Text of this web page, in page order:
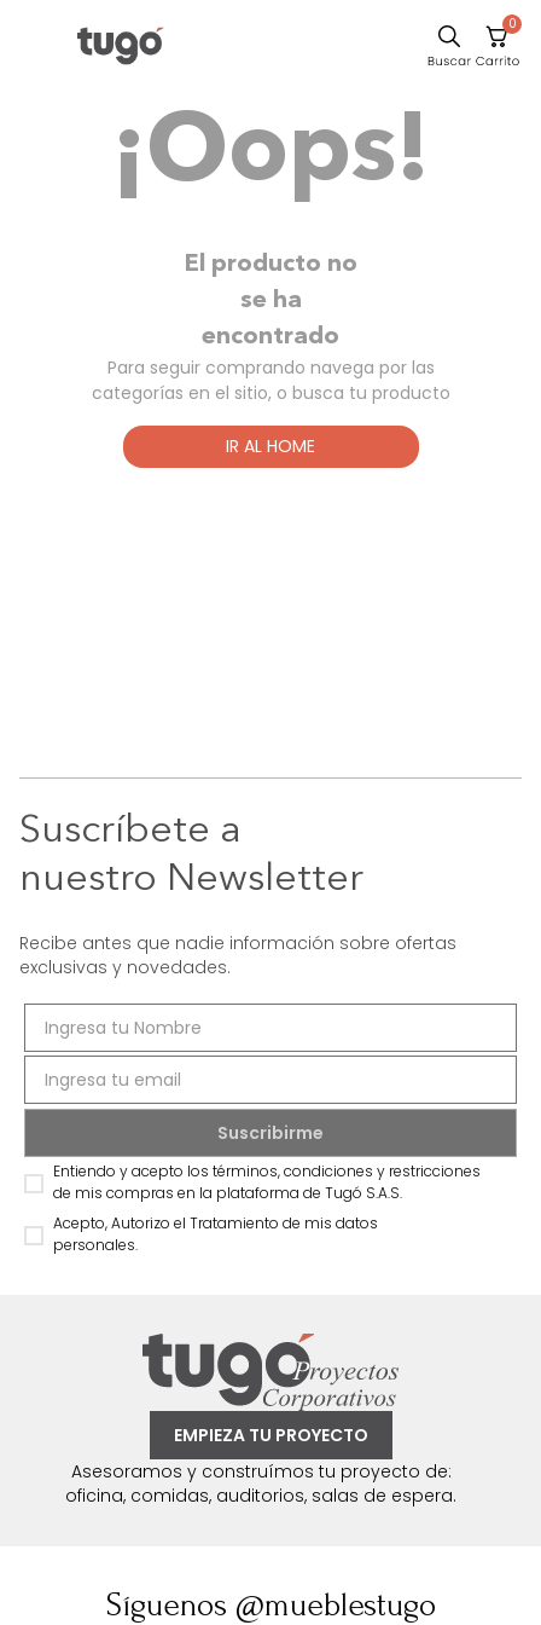
0
¡Oops!
El producto no
se ha
encontrado
Para seguir comprando navega por las
categorías en el sitio, o busca tu producto
IR AL HOME
Suscríbete a
nuestro Newsletter
Recibe antes que nadie información sobre ofertas
exclusivas y novedades.
Entiendo y acepto los términos, condiciones y restricciones
de mis compras en la plataforma de Tugó S.A.S.
Acepto, Autorizo el Tratamiento de mis datos
personales.
EMPIEZA TU PROYECTO
Asesoramos y construímos tu proyecto de:
oficina, comidas, auditorios, salas de espera.
Síguenos @mueblestugo
Escritorio
Cama
Mesa Centro
Mesa Noche